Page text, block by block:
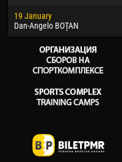
19 January
Dan-Angelo BOȚAN